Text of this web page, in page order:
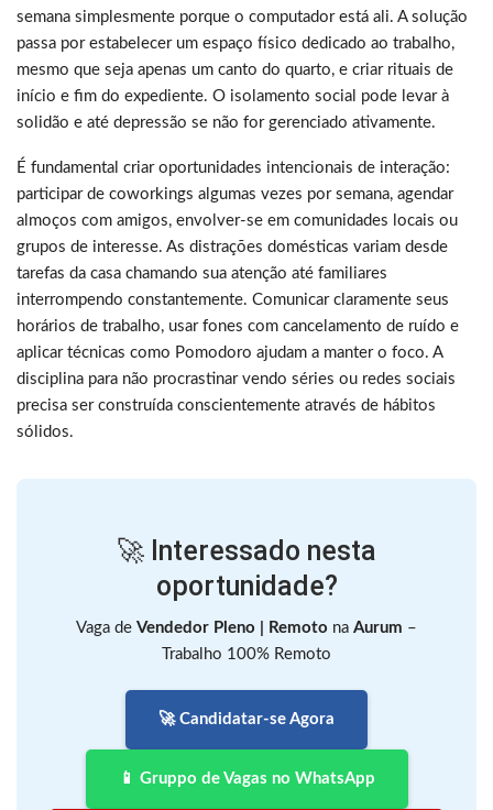
semana simplesmente porque o computador está ali. A solução
passa por estabelecer um espaço físico dedicado ao trabalho,
mesmo que seja apenas um canto do quarto, e criar rituais de
início e fim do expediente. O isolamento social pode levar à
solidão e até depressão se não for gerenciado ativamente.
É fundamental criar oportunidades intencionais de interação:
participar de coworkings algumas vezes por semana, agendar
almoços com amigos, envolver-se em comunidades locais ou
grupos de interesse. As distrações domésticas variam desde
tarefas da casa chamando sua atenção até familiares
interrompendo constantemente. Comunicar claramente seus
horários de trabalho, usar fones com cancelamento de ruído e
aplicar técnicas como Pomodoro ajudam a manter o foco. A
disciplina para não procrastinar vendo séries ou redes sociais
precisa ser construída conscientemente através de hábitos
sólidos.
🚀 Interessado nesta
oportunidade?
Vaga de Vendedor Pleno | Remoto na Aurum –
Trabalho 100% Remoto
🚀 Candidatar-se Agora
📱 Gruppo de Vagas no WhatsApp